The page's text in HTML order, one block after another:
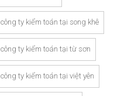
công ty kiểm toán tại song khê
công ty kiểm toán tại từ sơn
công ty kiểm toán tại việt yên